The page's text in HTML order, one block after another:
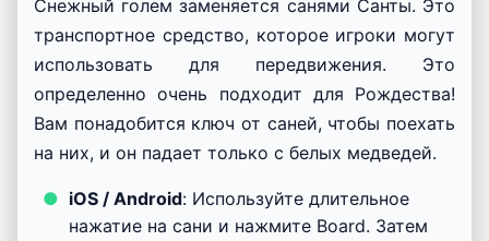
поверхности земли в течение долгого времени.
Это означает, что к примеру, эффект
отравления будет распространяться по земле
МКПЕ
в течение 20 секунд и отравлять
всех вокруг. Это очень мощное оружие,
особенно против большой группы мобов,
преследующих Вас по мируMCPE.